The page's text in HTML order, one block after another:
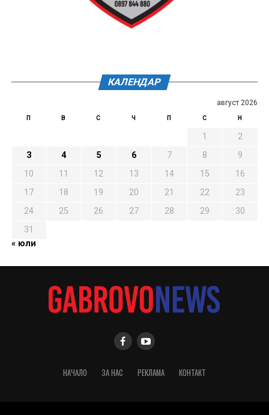
КАЛЕНДАР
август 2026
П В С Ч П С Н
1
2
3
4 5 6 7 8
9
10
11 12 13 14 15
16
17
18 19 20 21 22
23
24
25 26 27 28 29
30
31
« юли
НАЧАЛО ЗА НАС РЕКЛАМА КОНТАКТ